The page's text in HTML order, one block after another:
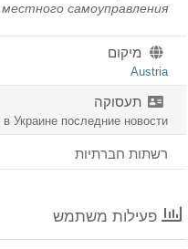
самоуправления
מיקום
Austria
תעסוקה
Украине последние новости
רשתות חברתיות
פעילות משתמש